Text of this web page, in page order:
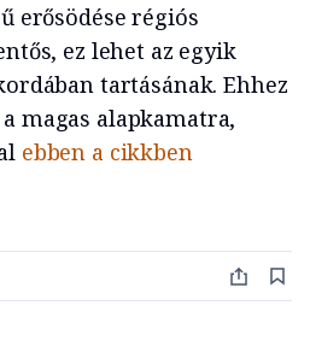
erősödése régiós
ez lehet az egyik
tartásának. Ehhez
magas alapkamatra,
ebben a cikkben